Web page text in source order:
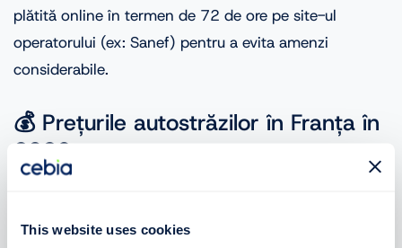
This website uses cookies
plătită online în termen de 72 de ore pe site-ul
operatorului (ex: Sanef) pentru a evita amenzi
considerabile.
💰 Prețurile autostrăzilor în Franța în
2026